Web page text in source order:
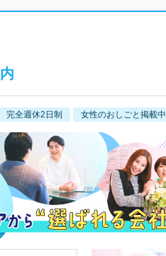
完全週休2日制 女性のおしごと掲載中